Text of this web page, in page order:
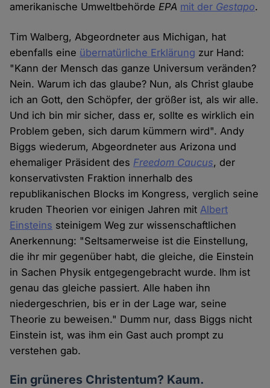
amerikanische UmweltbehördeEPA mit der Gestapo.
Tim Walberg, Abgeordneter aus Michigan, hat
ebenfalls eine übernatürliche Erklärung zur Hand:
"Kann der Mensch das ganze Universum veränden?
Nein. Warum ich das glaube? Nun, als Christ glaube
ich an Gott, den Schöpfer, der größer ist, als wir alle.
Und ich bin mir sicher, dass er, sollte es wirklich ein
Problem geben, sich darum kümmern wird". Andy
Biggs wiederum, Abgeordneter aus Arizona und
ehemaliger Präsident des Freedom Caucus, der
konservativsten Fraktion innerhalb des
republikanischen Blocks im Kongress, verglich seine
kruden Theorien vor einigen Jahren mitAlbert
Einsteins steinigem Weg zur wissenschaftlichen
Anerkennung: "Seltsamerweise ist die Einstellung,
die ihr mir gegenüber habt, die gleiche, die Einstein
in Sachen Physik entgegengebracht wurde. Ihm ist
genau das gleiche passiert. Alle haben ihn
niedergeschrien, bis er in der Lage war, seine
Theorie zu beweisen." Dumm nur, dass Biggs nicht
Einstein ist, was ihm ein Gast auch prompt zu
verstehen gab.
Ein grüneres Christentum? Kaum.